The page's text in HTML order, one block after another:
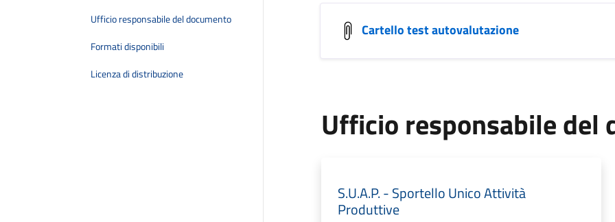
Ufficio responsabile del documento
Formati disponibili
Licenza di distribuzione
Cartello test autovalutazione
Ufficio responsabile del
S.U.A.P. - Sportello Unico Attività
Produttive